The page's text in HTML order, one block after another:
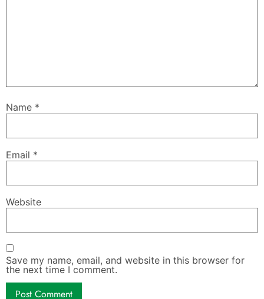
Name *
Email *
Website
Save my name, email, and website in this browser for
the next time I comment.